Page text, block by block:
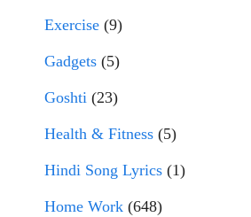
Exercise (9)
Gadgets (5)
Goshti (23)
Health & Fitness (5)
Hindi Song Lyrics (1)
Home Work (648)